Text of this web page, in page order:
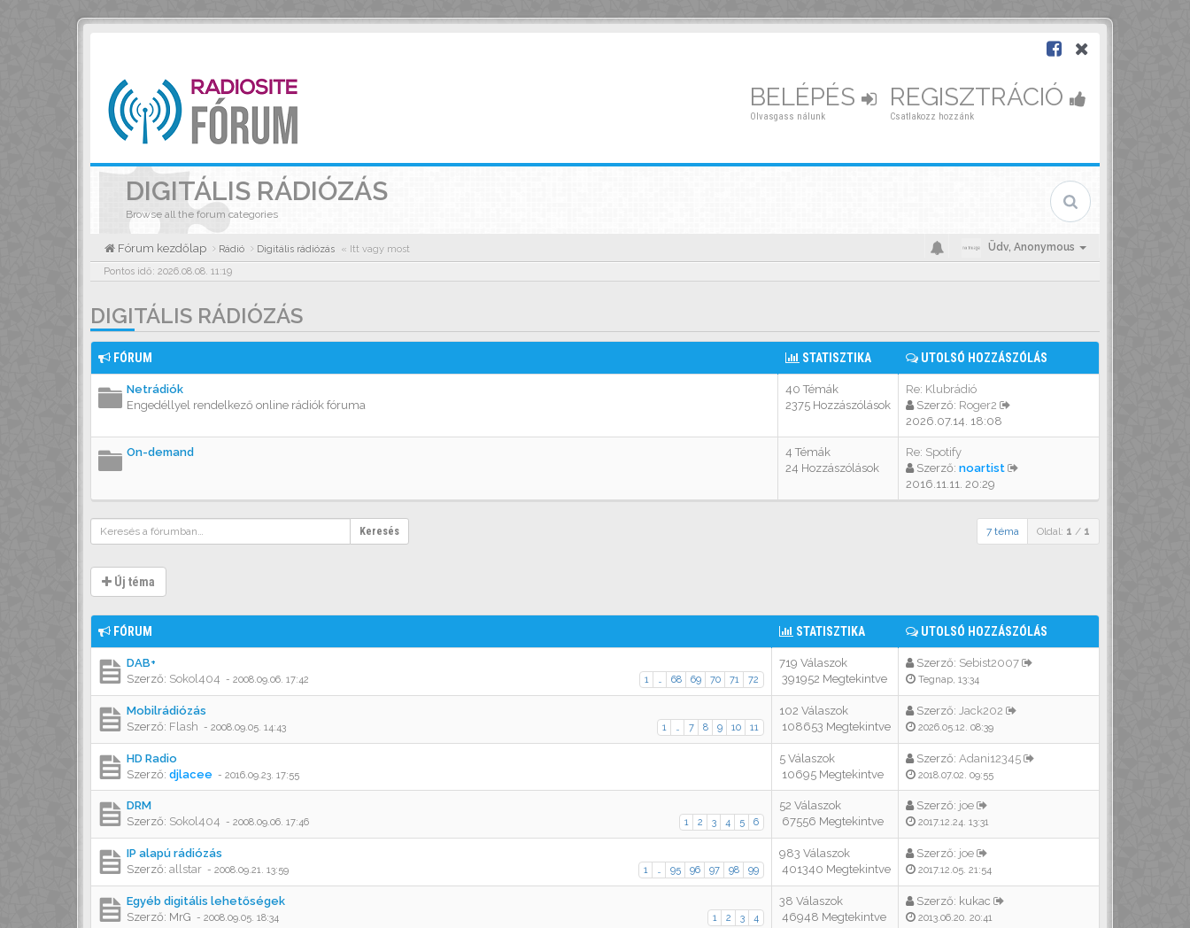
BELÉPÉS
Olvasgass nálunk
REGISZTRÁCIÓ
Csatlakozz hozzánk
DIGITÁLIS RÁDIÓZÁS
Browse all the forum categories
Fórum kezdőlap Rádió Digitális rádiózás « Itt vagy most Üdv, Anonymous
Pontos idő: 2026.08.08. 11:19
DIGITÁLIS RÁDIÓZÁS
FÓRUM STATISZTIKA UTOLSÓ HOZZÁSZÓLÁS
Netrádiók
Engedéllyel rendelkező online rádiók fóruma
40 Témák
2375 Hozzászólások
Re: Klubrádió
Szerző: Roger2
2026.07.14. 18:08
On-demand
4 Témák
24 Hozzászólások
Re: Spotify
Szerző: noartist
2016.11.11. 20:29
Keresés 7 téma Oldal: 1 / 1
Új téma
FÓRUM STATISZTIKA UTOLSÓ HOZZÁSZÓLÁS
DAB+
1 … 68 69 70 71 72
Szerző: Sokol404 - 2008.09.06. 17:42
719 Válaszok
391952 Megtekintve
Szerző: Sebist2007
Tegnap, 13:34
Mobilrádiózás
1 … 7 8 9 10 11
Szerző: Flash - 2008.09.05. 14:43
102 Válaszok
108653 Megtekintve
Szerző: Jack202
2026.05.12. 08:39
HD Radio
Szerző: djlacee - 2016.09.23. 17:55
5 Válaszok
10695 Megtekintve
Szerző: Adani12345
2018.07.02. 09:55
DRM
1 2 3 4 5 6
Szerző: Sokol404 - 2008.09.06. 17:46
52 Válaszok
67556 Megtekintve
Szerző: joe
2017.12.24. 13:31
IP alapú rádiózás
1 … 95 96 97 98 99
Szerző: allstar - 2008.09.21. 13:59
983 Válaszok
401340 Megtekintve
Szerző: joe
2017.12.05. 21:54
Egyéb digitális lehetőségek
1 2 3 4
Szerző: MrG - 2008.09.05. 18:34
38 Válaszok
46948 Megtekintve
Szerző: kukac
2013.06.20. 20:41